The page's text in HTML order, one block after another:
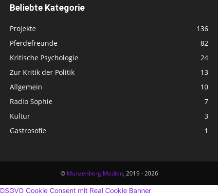
Beliebte Kategorie
Projekte
136
Pferdefreunde
82
Kritische Psychologie
24
Zur Kritik der Politik
13
Allgemein
10
Radio Sophie
7
Kultur
3
Gastrosofie
1
© Münzenberg Medien, 2019 - 2026
DSGVO Cookie Consent mit Real Cookie Banner